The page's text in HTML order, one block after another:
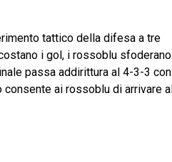
tattico della difesa a tre
i gol, i rossoblu sfoderano
passa addirittura al 4-3-3 con
ai rossoblu di arrivare al